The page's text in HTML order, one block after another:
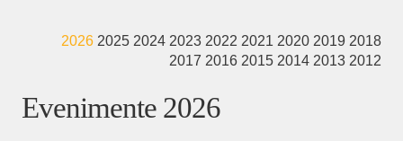
2026 2025 2024 2023 2022 2021 2020 2019 2018
2017 2016 2015 2014 2013 2012
Evenimente 2026